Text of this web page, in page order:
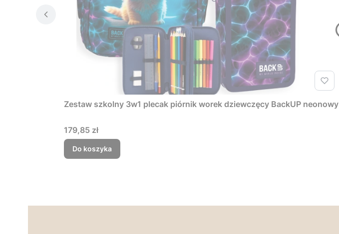
Zestaw szkolny 3w1 plecak piórnik worek dziewczęcy BackUP neonowy
Cena
179,85 zł
Do koszyka